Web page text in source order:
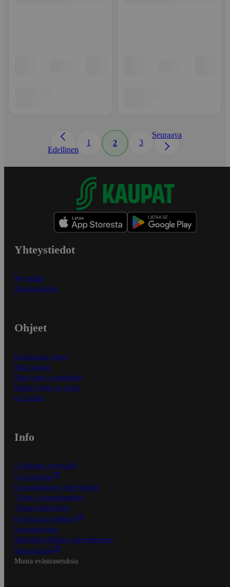
Edellinen
1 2 3
Seuraava
Yhteystiedot
Myymälät
Asiakaspalvelu
Ohjeet
Ensitilaajan ohjeet
Näin maksat
Näin tilaat ja muokkaat
Kaikki ohjeet ja vinkit
In English
Info
S-Business yrityksille
Oiva-raportit
Osuuskauppojen yhteystiedot
Tilaus- ja toimitusehdot
Tietosuojakäytäntö
Palvelun käyttöehdot
Saavutettavuus
Mobiilisovelluksen saavutettavuus
Mainostajalle
Muuta evästeasetuksia